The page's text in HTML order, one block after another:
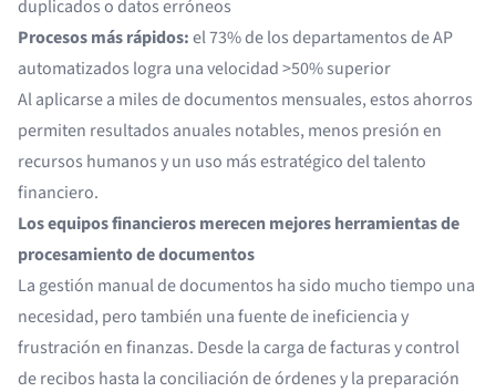
duplicados o datos erróneos
Procesos más rápidos:el 73% de los departamentos de AP
automatizados logra una velocidad >50% superior
Al aplicarse a miles de documentos mensuales, estos ahorros
permiten resultados anuales notables, menos presión en
recursos humanos y un uso más estratégico del talento
financiero.
Los equipos financieros merecen mejores herramientas de
procesamiento de documentos
La gestión manual de documentos ha sido mucho tiempo una
necesidad, pero también una fuente de ineficiencia y
frustración en finanzas. Desde la carga de facturas y control
de recibos hasta la conciliación de órdenes y la preparación